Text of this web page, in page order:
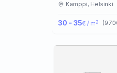
Kamppi, Helsinki
30 - 35€ / m2 (